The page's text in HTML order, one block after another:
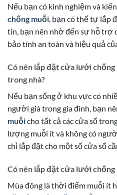
Nếu bạn có kinh nghiệm và
chống muỗi, bạn có thể tự lắp
tin, bạn nên nhờ đến sự hỗ trợ
bảo tính an toàn và hiệu quả
Có nên lắp đặt cửa lưới
trong nhà?
Nếu bạn sống ở khu vực có
người già trong gia đình, bạn
muỗicho tất cả các cửa sổ
lượng muỗi ít và không có
chỉ lắp đặt cho một số cửa sổ
Có nên lắp đặt cửa lưới chống
Mùa đông là thời điểm muỗi ít